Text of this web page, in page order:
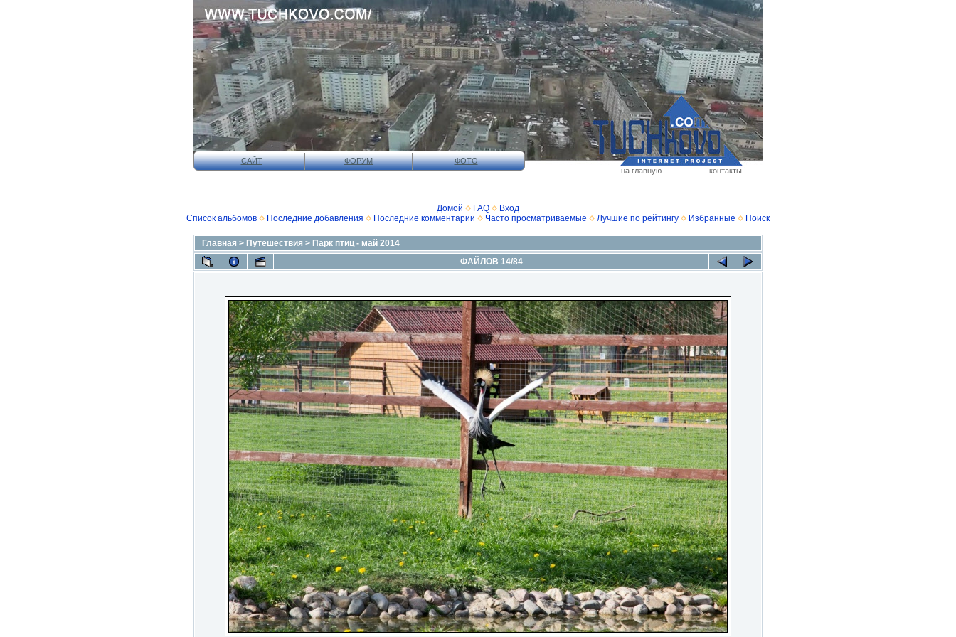
САЙТ ФОРУМ
ФОТО
на главную
контакты
Домой FAQ
Вход
Список альбомов
Последние добавления Последние комментарии Часто просматриваемые Лучшие по рейтингу Избранные Поиск
Главная > Путешествия > Парк птиц - май 2014
ФАЙЛОВ 14/84